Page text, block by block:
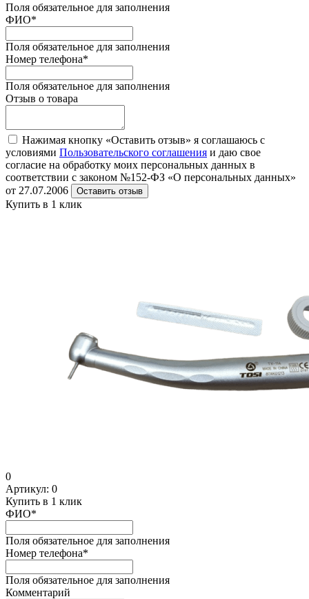
Поля обязательное для заполнения
ФИО*
Поля обязательное для заполнения
Номер телефона*
Поля обязательное для заполнения
Отзыв о товара
Нажимая кнопку «Оставить отзыв» я соглашаюсь с
условиями Пользовательского соглашения и даю свое
согласие на обработку моих персональных данных в
соответствии с законом №152-ФЗ «О персональных данных»
от 27.07.2006
Оставить отзыв
Купить в 1 клик
0
Артикул: 0
Купить в 1 клик
ФИО*
Поля обязательное для заполнения
Номер телефона*
Поля обязательное для заполнения
Комментарий